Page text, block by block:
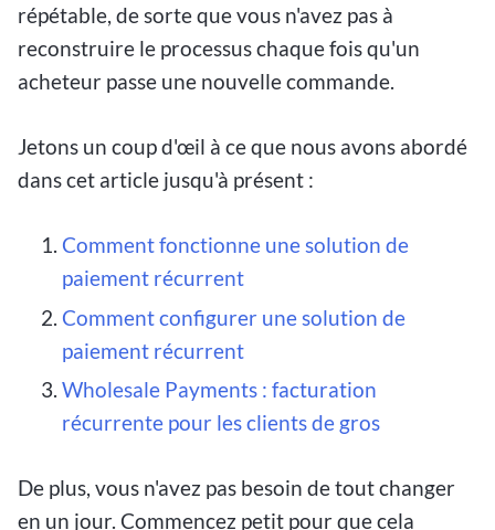
répétable, de sorte que vous n'avez pas à
reconstruire le processus chaque fois qu'un
acheteur passe une nouvelle commande.
Jetons un coup d'œil à ce que nous avons abordé
dans cet article jusqu'à présent :
Comment fonctionne une solution de
paiement récurrent
Comment configurer une solution de
paiement récurrent
Wholesale Payments : facturation
récurrente pour les clients de gros
De plus, vous n'avez pas besoin de tout changer
en un jour. Commencez petit pour que cela